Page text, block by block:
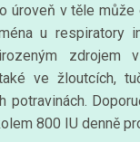
úroveň v těle
u respiratory
zdrojem
ve žloutcích,
potravinách.
800 IU denně